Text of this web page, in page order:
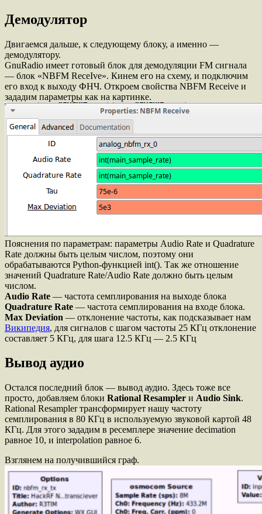
Демодулятор
Двигаемся дальше, к следующему блоку, а именно —
демодулятору.
GnuRadio имеет готовый блок для демодуляции FM сигнала
— блок «NBFM ReceIve». Кинем его на схему, и подключим
его вход к выходу ФНЧ. Откроем свойства NBFM Receive и
зададим параметры как на картинке.
Пояснения по параметрам: параметры Audio Rate и Quadrature
Rate должны быть целым числом, поэтому они
обрабатываются Python-функцией int(). Так же отношение
значений Quadrature Rate/Audio Rate должно быть целым
числом.
Audio Rate — частота семплирования на выходе блока
Quadrature Rate — частота семплирования на входе блока.
Max Deviation — отклонение частоты, как подсказывает нам
Википедия, для сигналов с шагом частоты 25 КГц отклонение
составляет 5 КГц, для шага 12.5 КГц — 2.5 КГц
Вывод аудио
Остался последний блок — вывод аудио. Здесь тоже все
просто, добавляем блоки Rational Resampler и Audio Sink.
Rational Resampler трансформирует нашу частоту
семплирования в 80 КГц в используемую звуковой картой 48
КГц. Для этого зададим в ресемплере значение decimation
равное 10, и interpolation равное 6.
Взглянем на получившийся граф.